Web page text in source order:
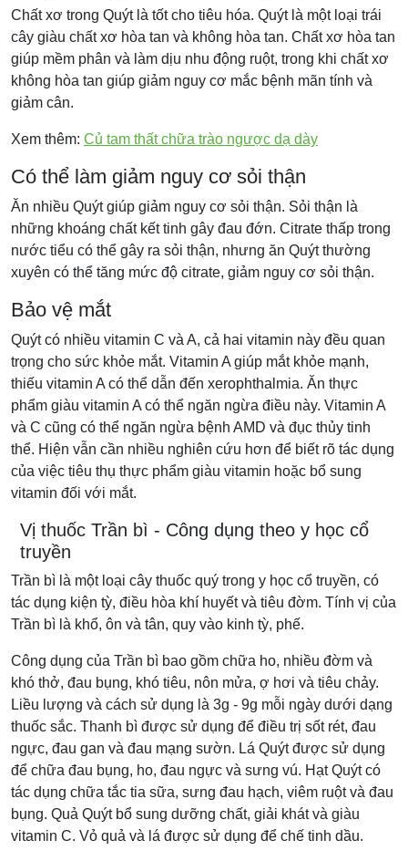
Chất xơ trong Quýt là tốt cho tiêu hóa. Quýt là một loại trái
cây giàu chất xơ hòa tan và không hòa tan. Chất xơ hòa tan
giúp mềm phân và làm dịu nhu động ruột, trong khi chất xơ
không hòa tan giúp giảm nguy cơ mắc bệnh mãn tính và
giảm cân.
Xem thêm: Củ tam thất chữa trào ngược dạ dày
Có thể làm giảm nguy cơ sỏi thận
Ăn nhiều Quýt giúp giảm nguy cơ sỏi thận. Sỏi thận là
những khoáng chất kết tinh gây đau đớn. Citrate thấp trong
nước tiểu có thể gây ra sỏi thận, nhưng ăn Quýt thường
xuyên có thể tăng mức độ citrate, giảm nguy cơ sỏi thận.
Bảo vệ mắt
Quýt có nhiều vitamin C và A, cả hai vitamin này đều quan
trọng cho sức khỏe mắt. Vitamin A giúp mắt khỏe mạnh,
thiếu vitamin A có thể dẫn đến xerophthalmia. Ăn thực
phẩm giàu vitamin A có thể ngăn ngừa điều này. Vitamin A
và C cũng có thể ngăn ngừa bệnh AMD và đục thủy tinh
thể. Hiện vẫn cần nhiều nghiên cứu hơn để biết rõ tác dụng
của việc tiêu thụ thực phẩm giàu vitamin hoặc bổ sung
vitamin đối với mắt.
Vị thuốc Trần bì - Công dụng theo y học cổ
truyền
Trần bì là một loại cây thuốc quý trong y học cổ truyền, có
tác dụng kiện tỳ, điều hòa khí huyết và tiêu đờm. Tính vị của
Trần bì là khổ, ôn và tân, quy vào kinh tỳ, phế.
Công dụng của Trần bì bao gồm chữa ho, nhiều đờm và
khó thở, đau bụng, khó tiêu, nôn mửa, ợ hơi và tiêu chảy.
Liều lượng và cách sử dụng là 3g - 9g mỗi ngày dưới dạng
thuốc sắc. Thanh bì được sử dụng để điều trị sốt rét, đau
ngực, đau gan và đau mạng sườn. Lá Quýt được sử dụng
để chữa đau bụng, ho, đau ngực và sưng vú. Hạt Quýt có
tác dụng chữa tắc tia sữa, sưng đau hạch, viêm ruột và đau
bụng. Quả Quýt bổ sung dưỡng chất, giải khát và giàu
vitamin C. Vỏ quả và lá được sử dụng để chế tinh dầu.